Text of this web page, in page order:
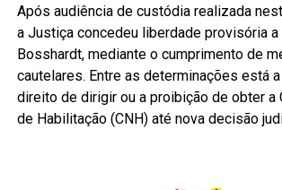
Após audiência de custódia realizada
a Justiça concedeu liberdade provisória a
Bosshardt, mediante o cumprimento de
cautelares. Entre as determinações está
direito de dirigir ou a proibição de obter a
de Habilitação (CNH) até nova decisão